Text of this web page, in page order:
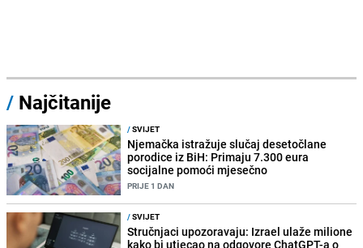
/ Najčitanije
/SVIJET
Njemačka istražuje slučaj desetočlane
porodice iz BiH: Primaju 7.300 eura
socijalne pomoći mjesečno
PRIJE 1 DAN
/SVIJET
Stručnjaci upozoravaju: Izrael ulaže milione
kako bi utjecao na odgovore ChatGPT-a o